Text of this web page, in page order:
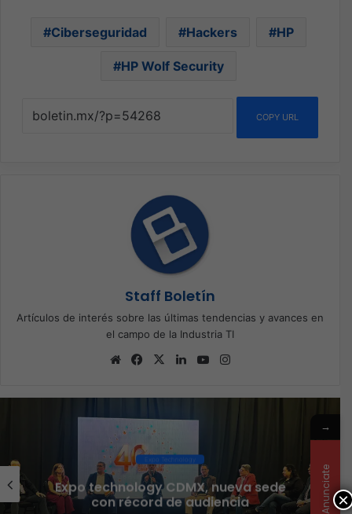
Ciberseguridad Hackers HP
HP Wolf Security
COPY URL
Staff Boletín
Artículos de interés sobre las últimas tendencias y avances en
el campo de la Industria TI
Sitio
Facebook
X LinkedInYouTube
Ciberseguridad
Veeam nombra a Fernando Zambrana
Country Manager para México
×
→
Anunciate